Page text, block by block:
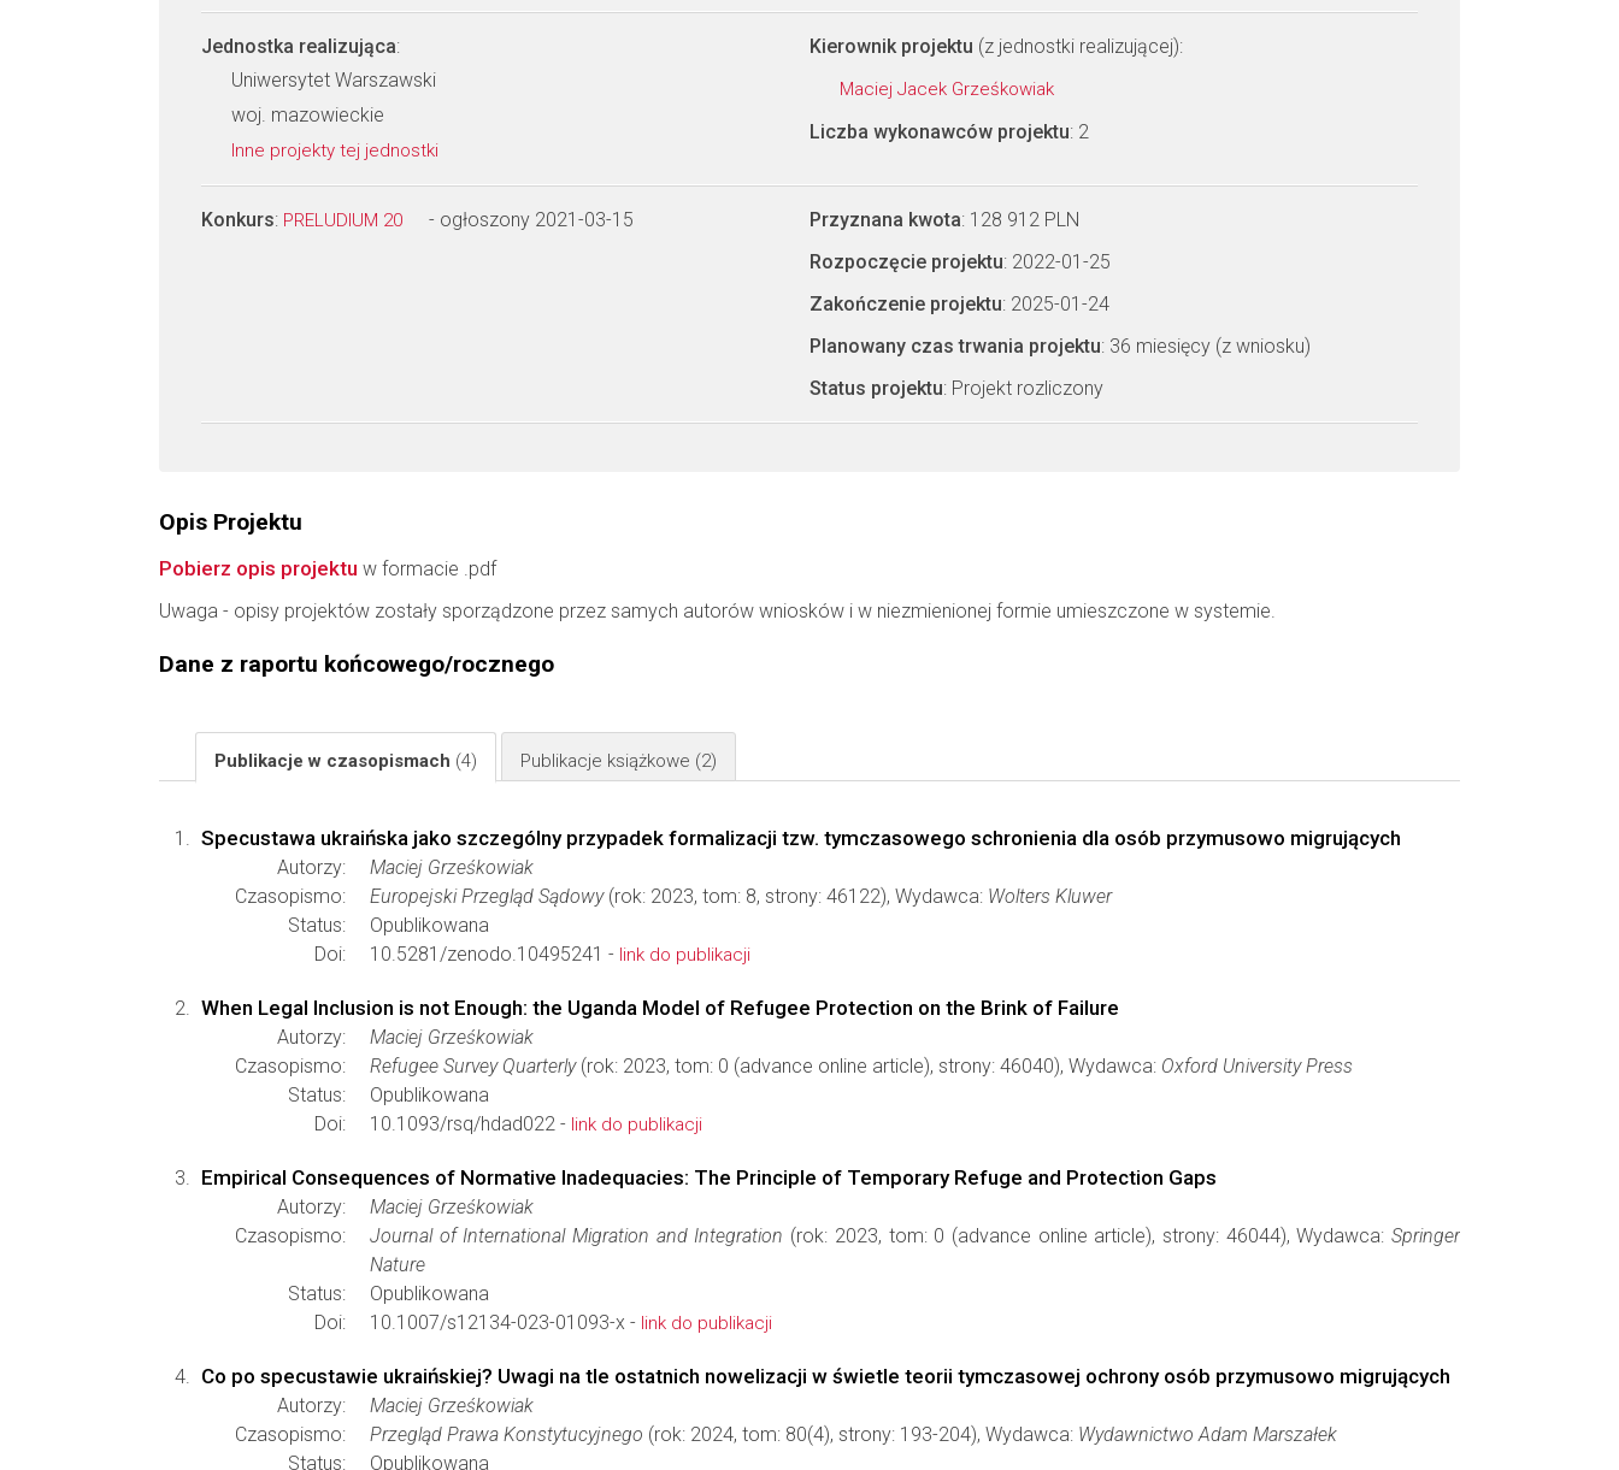
Jednostka realizująca:
Uniwersytet Warszawski
woj. mazowieckie
Inne projekty tej jednostki
Kierownik projektu (z jednostki realizującej):
Maciej Jacek Grześkowiak
Liczba wykonawców projektu: 2
Konkurs: PRELUDIUM 20 - ogłoszony 2021-03-15 Przyznana kwota: 128 912 PLN
Rozpoczęcie projektu: 2022-01-25
Zakończenie projektu: 2025-01-24
Planowany czas trwania projektu: 36 miesięcy (z wniosku)
Status projektu: Projekt rozliczony
Opis Projektu
Pobierz opis projektu w formacie .pdf
Uwaga - opisy projektów zostały sporządzone przez samych autorów wniosków i w niezmienionej formie umieszczone w systemie.
Dane z raportu końcowego/rocznego
Publikacje w czasopismach (4) Publikacje książkowe (2)
Specustawa ukraińska jako szczególny przypadek formalizacji tzw. tymczasowego schronienia dla osób przymusowo migrujących
Autorzy:
Maciej Grześkowiak
Czasopismo:
Europejski Przegląd Sądowy(rok: 2023, tom: 8, strony: 46122), Wydawca: Wolters Kluwer
Status:
Opublikowana
Doi:
10.5281/zenodo.10495241 - link do publikacji
When Legal Inclusion is not Enough: the Uganda Model of Refugee Protection on the Brink of Failure
Autorzy:
Maciej Grześkowiak
Czasopismo:
Refugee Survey Quarterly(rok: 2023, tom: 0 (advance online article), strony: 46040), Wydawca: Oxford University Press
Status:
Opublikowana
Doi:
10.1093/rsq/hdad022 - link do publikacji
Empirical Consequences of Normative Inadequacies: The Principle of Temporary Refuge and Protection Gaps
Autorzy:
Maciej Grześkowiak
Czasopismo:
Journal of International Migration and Integration (rok: 2023, tom: 0 (advance online article), strony: 46044), Wydawca: Springer
Nature
Status:
Opublikowana
Doi:
10.1007/s12134-023-01093-x - link do publikacji
Co po specustawie ukraińskiej? Uwagi na tle ostatnich nowelizacji w świetle teorii tymczasowej ochrony osób przymusowo migrujących
Autorzy:
Maciej Grześkowiak
Czasopismo:
Przegląd Prawa Konstytucyjnego (rok: 2024, tom: 80(4), strony: 193-204), Wydawca: Wydawnictwo Adam Marszałek
Status:
Opublikowana